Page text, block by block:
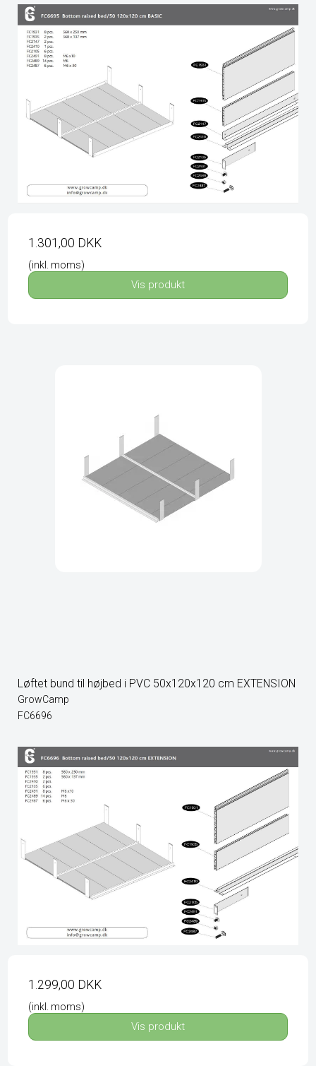
1.301,00 DKK
(inkl. moms)
Vis produkt
Løftet bund til højbed i PVC 50x120x120 cm EXTENSION
GrowCamp
FC6696
1.299,00 DKK
(inkl. moms)
Vis produkt